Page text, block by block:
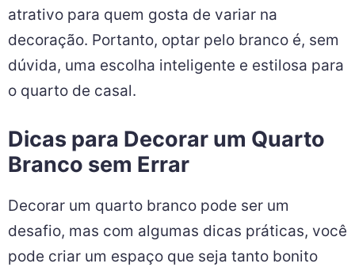
atrativo para quem gosta de variar na
decoração. Portanto, optar pelo branco é, sem
dúvida, uma escolha inteligente e estilosa para
o quarto de casal.
Dicas para Decorar um Quarto
Branco sem Errar
Decorar um quarto branco pode ser um
desafio, mas com algumas dicas práticas, você
pode criar um espaço que seja tanto bonito